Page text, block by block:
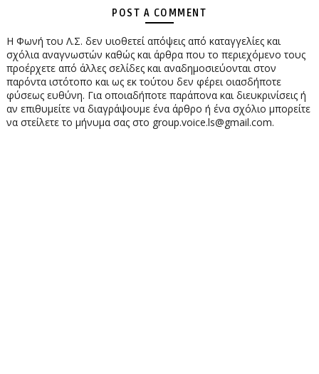
POST A COMMENT
Η Φωνή του Λ.Σ. δεν υιοθετεί απόψεις από καταγγελίες και
σχόλια αναγνωστών καθώς και άρθρα που το περιεχόμενο τους
προέρχετε από άλλες σελίδες και αναδημοσιεύονται στον
παρόντα ιστότοπο και ως εκ τούτου δεν φέρει οιασδήποτε
φύσεως ευθύνη. Για οποιαδήποτε παράπονα και διευκρινίσεις ή
αν επιθυμείτε να διαγράψουμε ένα άρθρο ή ένα σχόλιο μπορείτε
να στείλετε το μήνυμα σας στο group.voice.ls@gmail.com.